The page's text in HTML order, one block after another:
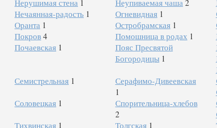
Нерушимая стена 1 Неупиваемая чаша 2
Нечаянная-радость 1 Огневидная 1
Оранта 1 Остробрамская 1
Покров4 Помошница в родах 1
Почаевская 1
Пояс Пресвятой
Богородицы 1
Семистрельная 1
Серафимо-Дивеевская
1
Соловецкая 1
Спорительница-хлебов
2
Тихвинская 1 Толгская 1